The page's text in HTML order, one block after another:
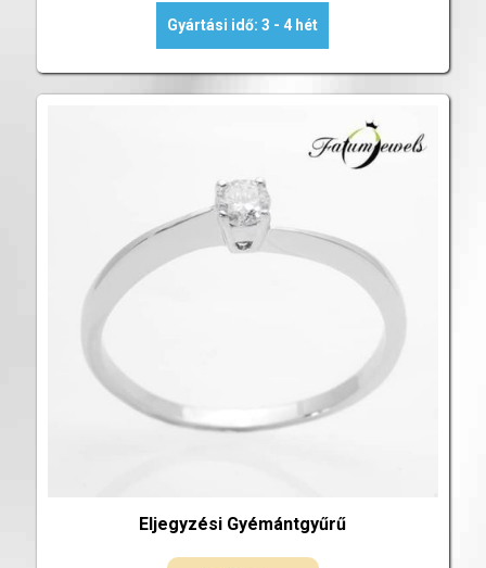
Gyártási idő: 3 - 4 hét
Eljegyzési Gyémántgyűrű